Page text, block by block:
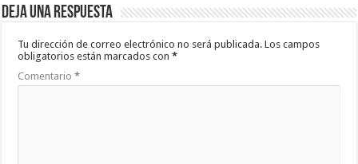
Deja una respuesta
Tu dirección de correo electrónico no será publicada. Los campos
obligatorios están marcados con*
Comentario*